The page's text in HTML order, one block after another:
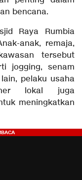
bencana.
Raya Rumbia
anak, remaja,
tersebut
jogging, senam
pelaku usaha
lokal juga
meningkatkan